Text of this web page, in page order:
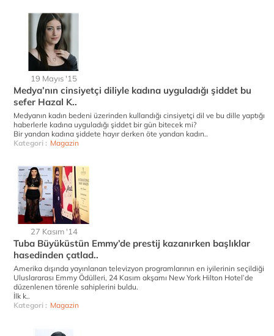
19 Mayıs '15
Medya’nın cinsiyetçi diliyle kadına uyguladığı şiddet bu
sefer Hazal K..
Medyanın kadın bedeni üzerinden kullandığı cinsiyetçi dil ve bu dille yaptığı
haberlerle kadına uyguladığı şiddet bir gün bitecek mi?
Bir yandan kadına şiddete hayır derken öte yandan kadın..
Kategori : Magazin
27 Kasım '14
Tuba Büyüküstün Emmy’de prestij kazanırken başlıklar
hasedinden çatlad..
Amerika dışında yayınlanan televizyon programlarının en iyilerinin seçildiği
Uluslararası Emmy Ödülleri, 24 Kasım akşamı New York Hilton Hotel’de
düzenlenen törenle sahiplerini buldu.
İlk k..
Kategori : Magazin